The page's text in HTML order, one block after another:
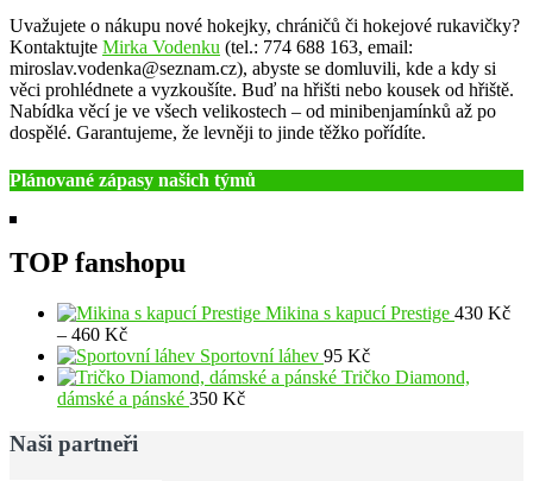
Uvažujete o nákupu nové hokejky, chráničů či hokejové rukavičky?
Kontaktujte Mirka Vodenku (tel.: 774 688 163, email:
miroslav.vodenka@seznam.cz), abyste se domluvili, kde a kdy si
věci prohlédnete a vyzkoušíte. Buď na hřišti nebo kousek od hřiště.
Nabídka věcí je ve všech velikostech – od minibenjamínků až po
dospělé. Garantujeme, že levněji to jinde těžko pořídíte.
Plánované zápasy našich týmů
TOP fanshopu
Mikina s kapucí Prestige 430 Kč
– 460 KčRozpětí
cen:
430 Kč
až
Sportovní láhev 95 Kč
Tričko Diamond,
dámské a pánské 350 Kč
Naši partneři